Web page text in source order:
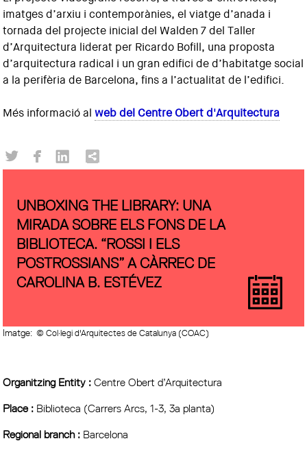
imatges d’arxiu i contemporànies, el viatge d’anada i
tornada del projecte inicial del Walden 7 del Taller
d’Arquitectura liderat per Ricardo Bofill, una proposta
d’arquitectura radical i un gran edifici de d’habitatge social
a la perifèria de Barcelona, fins a l’actualitat de l’edifici.
Més informació alweb del Centre Obert d'Arquitectura
UNBOXING THE LIBRARY: UNA
MIRADA SOBRE ELS FONS DE LA
BIBLIOTECA. “ROSSI I ELS
POSTROSSIANS” A CÀRREC DE
CAROLINA B. ESTÉVEZ
Imatge: © Col·legi d'Arquitectes de Catalunya (COAC)
Organitzing Entity :Centre Obert d’Arquitectura
Place : Biblioteca (Carrers Arcs, 1-3, 3a planta)
Regional branch : Barcelona